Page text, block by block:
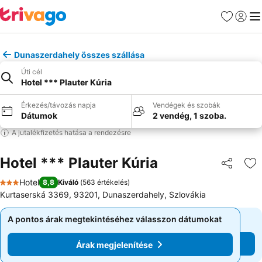
Kedvencek
Dunaszerdahely összes szállása
Úti cél
Hotel *** Plauter Kúria
Érkezés/távozás napja
Dátumok
Vendégek és szobák
2 vendég, 1 szoba.
A jutalékfizetés hatása a rendezésre
Hotel *** Plauter Kúria
3 Kategória
Hotel 8,8 Kiváló (563 értékelés)
Kurtaserská 3369, 93201, Dunaszerdahely, Szlovákia
A pontos árak megtekintéséhez válasszon dátumokat
Árak megjelenítése
A pontos árak megtekintéséhez válasszon dátumokat
Árak megjelenítése